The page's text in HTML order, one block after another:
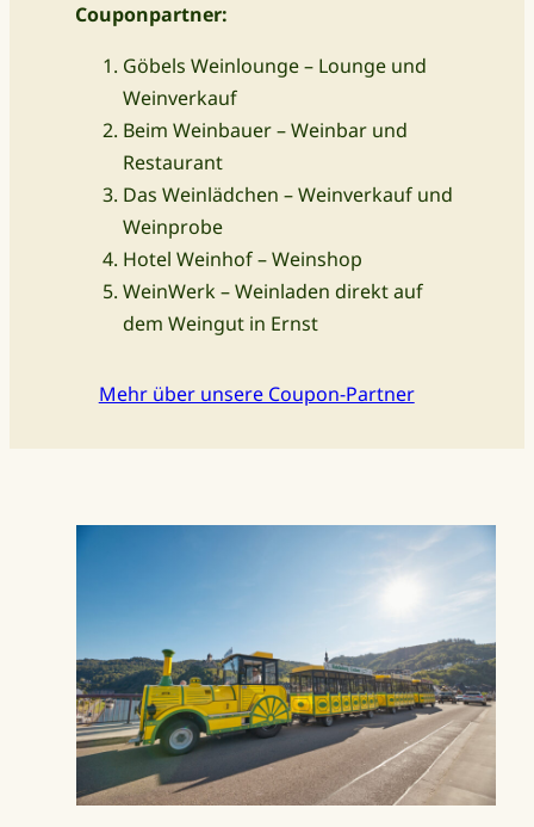
Couponpartner:
Göbels Weinlounge – Lounge und
Weinverkauf
Beim Weinbauer – Weinbar und
Restaurant
Das Weinlädchen – Weinverkauf und
Weinprobe
Hotel Weinhof – Weinshop
WeinWerk – Weinladen direkt auf
dem Weingut in Ernst
Mehr über unsere Coupon-Partner